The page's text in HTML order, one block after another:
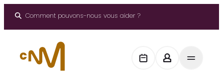
Comment pouvons-nous vous aider ?